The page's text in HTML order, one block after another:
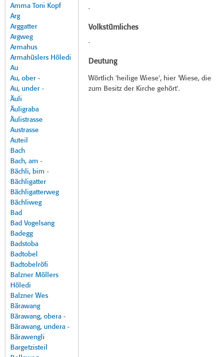
Amma Toni Kopf
Arg
Arggatter
Argweg
Armahus
Armahüslers Höledi
Au
Au, ober -
Au, under -
Äuli
Äuligraba
Äulistrasse
Austrasse
Auteil
Bach
Bach, am -
Bächli, bim -
Bächligatter
Bächligatterweg
Bächliweg
Bad
Bad Vogelsang
Badegg
Badstoba
Badtobel
Badtobelröfi
Balzner Möllers
Höledi
Balzner Wes
Bärawang
Bärawang, obera -
Bärawang, undera -
Bärawengli
Bargetzisteil
-
Volkstümliches
-
Deutung
Wörtlich 'heilige Wiese', hier 'Wiese, die
zum Besitz der Kirche gehört'.